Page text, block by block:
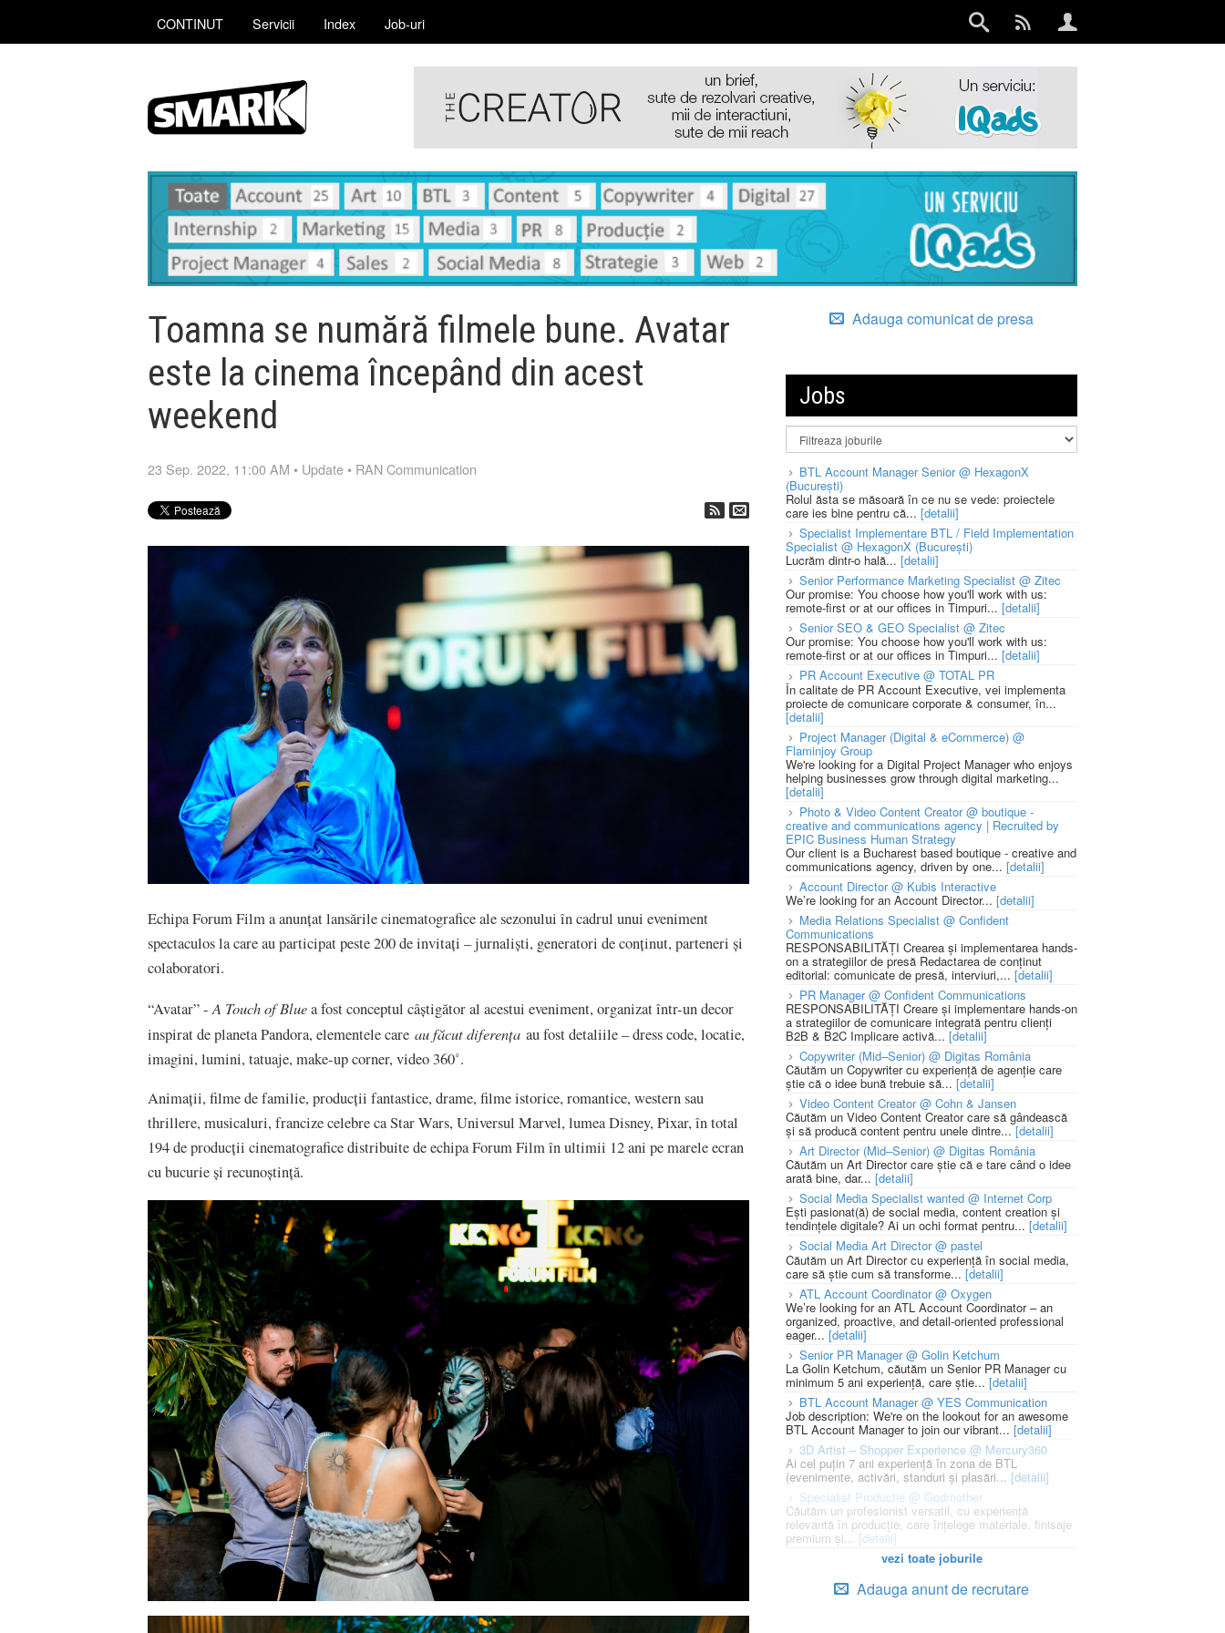
CONTINUT Servicii Index Job-uri
Toamna se numără filmele bune. Avatar
este la cinema începând din acest
weekend
23 Sep. 2022, 11:00 AM • Update • RAN Communication
Echipa Forum Film a anunțat lansările cinematografice ale sezonului în cadrul unui eveniment
spectaculos la care au participat peste 200 de invitați – jurnaliști, generatori de conținut, parteneri și
colaboratori.
“Avatar” -A Touch of Bluea fost conceptul câștigător al acestui eveniment, organizat într-un decor
inspirat de planeta Pandora, elementele care au făcutdiferența au fost detaliile – dress code, locatie,
imagini, lumini, tatuaje, make-up corner, video 360˚.
Animații, filme de familie, producții fantastice, drame, filme istorice, romantice, western sau
thrillere, musicaluri, francize celebre ca Star Wars, Universul Marvel, lumea Disney, Pixar, în total
194 de producții cinematografice distribuite de echipa Forum Film în ultimii 12 ani pe marele ecran
cu bucurie și recunoștință.
Adauga comunicat de presa
Jobs
BTL Account Manager Senior @ HexagonX
(București)
Rolul ăsta se măsoară în ce nu se vede: proiectele
care ies bine pentru că... [detalii]
Specialist Implementare BTL / Field Implementation
Specialist @ HexagonX (București)
Lucrăm dintr-o hală... [detalii]
Senior Performance Marketing Specialist @ Zitec
Our promise: You choose how you'll work with us:
remote-first or at our offices in Timpuri... [detalii]
Senior SEO & GEO Specialist @ Zitec
Our promise: You choose how you'll work with us:
remote-first or at our offices in Timpuri... [detalii]
PR Account Executive @ TOTAL PR
În calitate de PR Account Executive, vei implementa
proiecte de comunicare corporate & consumer, în...
[detalii]
Project Manager (Digital & eCommerce) @
Flaminjoy Group
We're looking for a Digital Project Manager who enjoys
helping businesses grow through digital marketing...
[detalii]
Photo & Video Content Creator @ boutique -
creative and communications agency | Recruited by
EPIC Business Human Strategy
Our client is a Bucharest based boutique - creative and
communications agency, driven by one... [detalii]
Account Director @ Kubis Interactive
We’re looking for an Account Director... [detalii]
Media Relations Specialist @ Confident
Communications
RESPONSABILITĂȚI Crearea și implementarea hands-
on a strategiilor de presă Redactarea de conținut
editorial: comunicate de presă, interviuri,... [detalii]
PR Manager @ Confident Communications
RESPONSABILITĂȚI Creare și implementare hands-on
a strategiilor de comunicare integrată pentru clienți
B2B & B2C Implicare activă... [detalii]
Copywriter (Mid–Senior) @ Digitas România
Căutăm un Copywriter cu experiență de agenție care
știe că o idee bună trebuie să... [detalii]
Video Content Creator @ Cohn & Jansen
Căutăm un Video Content Creator care să gândească
și să producă content pentru unele dintre... [detalii]
Art Director (Mid–Senior) @ Digitas România
Căutăm un Art Director care știe că e tare când o idee
arată bine, dar... [detalii]
Social Media Specialist wanted @ Internet Corp
Ești pasionat(ă) de social media, content creation și
tendințele digitale? Ai un ochi format pentru... [detalii]
Social Media Art Director @ pastel
Căutăm un Art Director cu experiență în social media,
care să știe cum să transforme... [detalii]
ATL Account Coordinator @ Oxygen
We’re looking for an ATL Account Coordinator – an
organized, proactive, and detail-oriented professional
eager... [detalii]
Senior PR Manager @ Golin Ketchum
La Golin Ketchum, căutăm un Senior PR Manager cu
minimum 5 ani experiență, care știe... [detalii]
BTL Account Manager @ YES Communication
Job description: We're on the lookout for an awesome
BTL Account Manager to join our vibrant... [detalii]
3D Artist – Shopper Experience @ Mercury360
Ai cel puțin 7 ani experiență în zona de BTL
(evenimente, activări, standuri și plasări... [detalii]
Specialist Productie @ Godmother
Căutăm un profesionist versatil, cu experiență
relevantă în producție, care înțelege materiale, finisaje
premium și... [detalii]
vezi toate joburile
Adauga anunt de recrutare